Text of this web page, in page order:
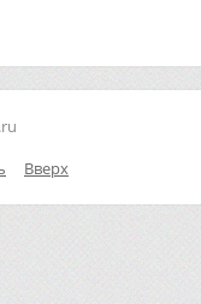
Вверх